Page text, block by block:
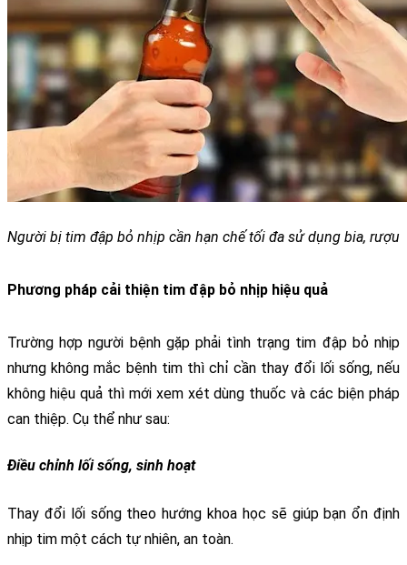
Người bị tim đập bỏ nhịp cần hạn chế tối đa sử dụng bia, rượu
Phương pháp cải thiện tim đập bỏ nhịp hiệu quả
Trường hợp người bệnh gặp phải tình trạng tim đập bỏ nhịp
nhưng không mắc bệnh tim thì chỉ cần thay đổi lối sống, nếu
không hiệu quả thì mới xem xét dùng thuốc và các biện pháp
can thiệp. Cụ thể như sau:
Điều chỉnh lối sống, sinh hoạt
Thay đổi lối sống theo hướng khoa học sẽ giúp bạn ổn định
nhịp tim một cách tự nhiên, an toàn.